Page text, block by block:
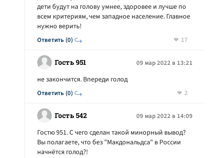
Ответить (0)
дети будут на голову умнее, здоровее и лучше по
всем критериям, чем западное население. Главное
нужно верить!
17
Гость 951 09 мар 2022 в 13:21
Ответить (0)
не закончится. Впереди голод
2
Гость 542 09 мар 2022 в 14:09
Гостю 951. С чего сделан такой минорный вывод?
Вы полагаете, что без "Макдональдса" в России
начнётся голод?!